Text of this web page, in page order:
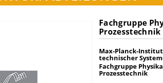
Fachgruppe
Prozesstechnik
Max-Planck-
technischer
Fachgruppe
Prozesstechnik